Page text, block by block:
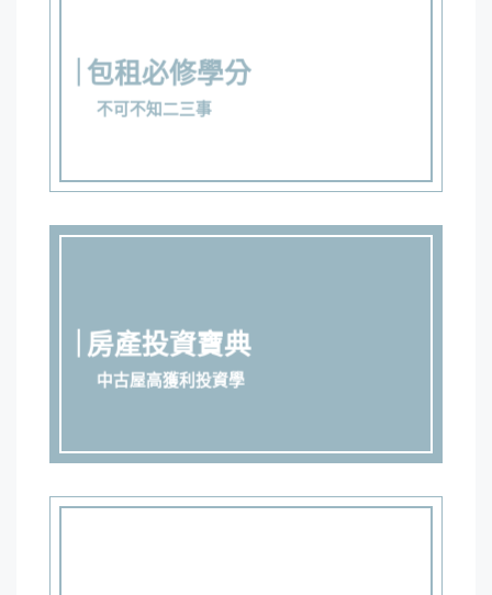
包租必修學分
不可不知二三事
房產投資寶典
中古屋高獲利投資學